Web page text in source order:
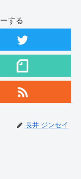
する
長井 ジンセイ